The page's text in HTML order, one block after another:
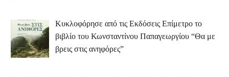
Κυκλοφόρησε από τις Εκδόσεις Επίμετρο το
βιβλίο του Κωνσταντίνου Παπαγεωργίου “Θα με
βρεις στις ανηφόρες”